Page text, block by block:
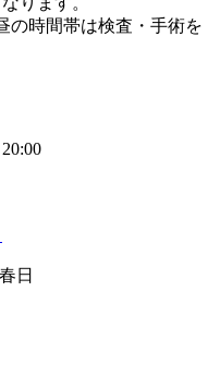
の時間帯は検査・手術を
日